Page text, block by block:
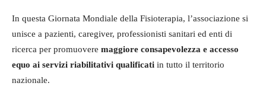
In questa Giornata Mondiale della Fisioterapia, l’associazione si
unisce a pazienti, caregiver, professionisti sanitari ed enti di
ricerca per promuovere maggiore consapevolezza e accesso
equo ai servizi riabilitativi qualificati in tutto il territorio
nazionale.